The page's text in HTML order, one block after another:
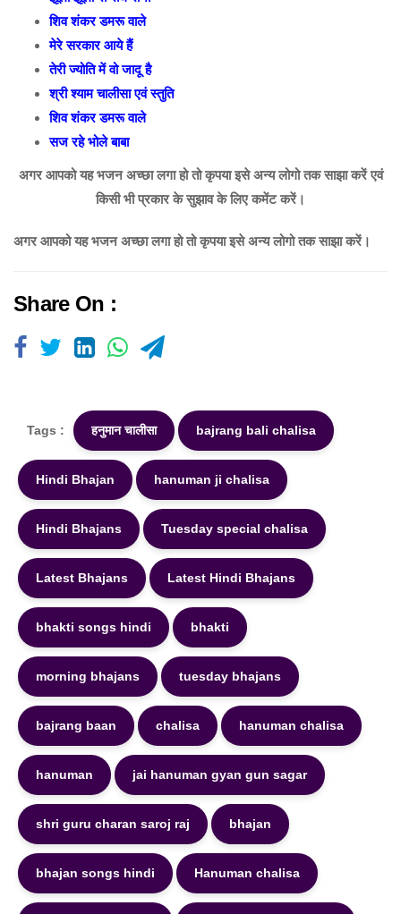
शिव शंकर डमरू वाले
मेरे सरकार आये हैं
तेरी ज्योति में वो जादू है
श्री श्याम चालीसा एवं स्तुति
शिव शंकर डमरू वाले
सज रहे भोले बाबा
अगर आपको यह भजन अच्छा लगा हो तो कृपया इसे अन्य लोगो तक साझा करें एवं
किसी भी प्रकार के सुझाव के लिए कमेंट करें।
अगर आपको यह भजन अच्छा लगा हो तो कृपया इसे अन्य लोगो तक साझा करें।
Share On :
Tags : हनुमान चालीसा bajrang bali chalisa
Hindi Bhajan hanuman ji chalisa
Hindi Bhajans Tuesday special chalisa
Latest Bhajans Latest Hindi Bhajans
bhakti songs hindi bhakti
morning bhajans tuesday bhajans
bajrang baan chalisa hanuman chalisa
hanuman jai hanuman gyan gun sagar
shri guru charan saroj raj bhajan
bhajan songs hindi Hanuman chalisa